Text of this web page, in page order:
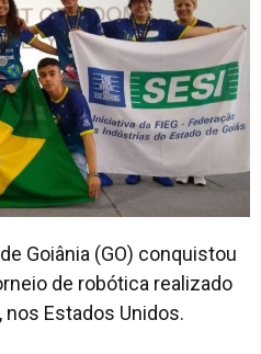
Goiânia (GO) conquistou
de robótica realizado
nos Estados Unidos.